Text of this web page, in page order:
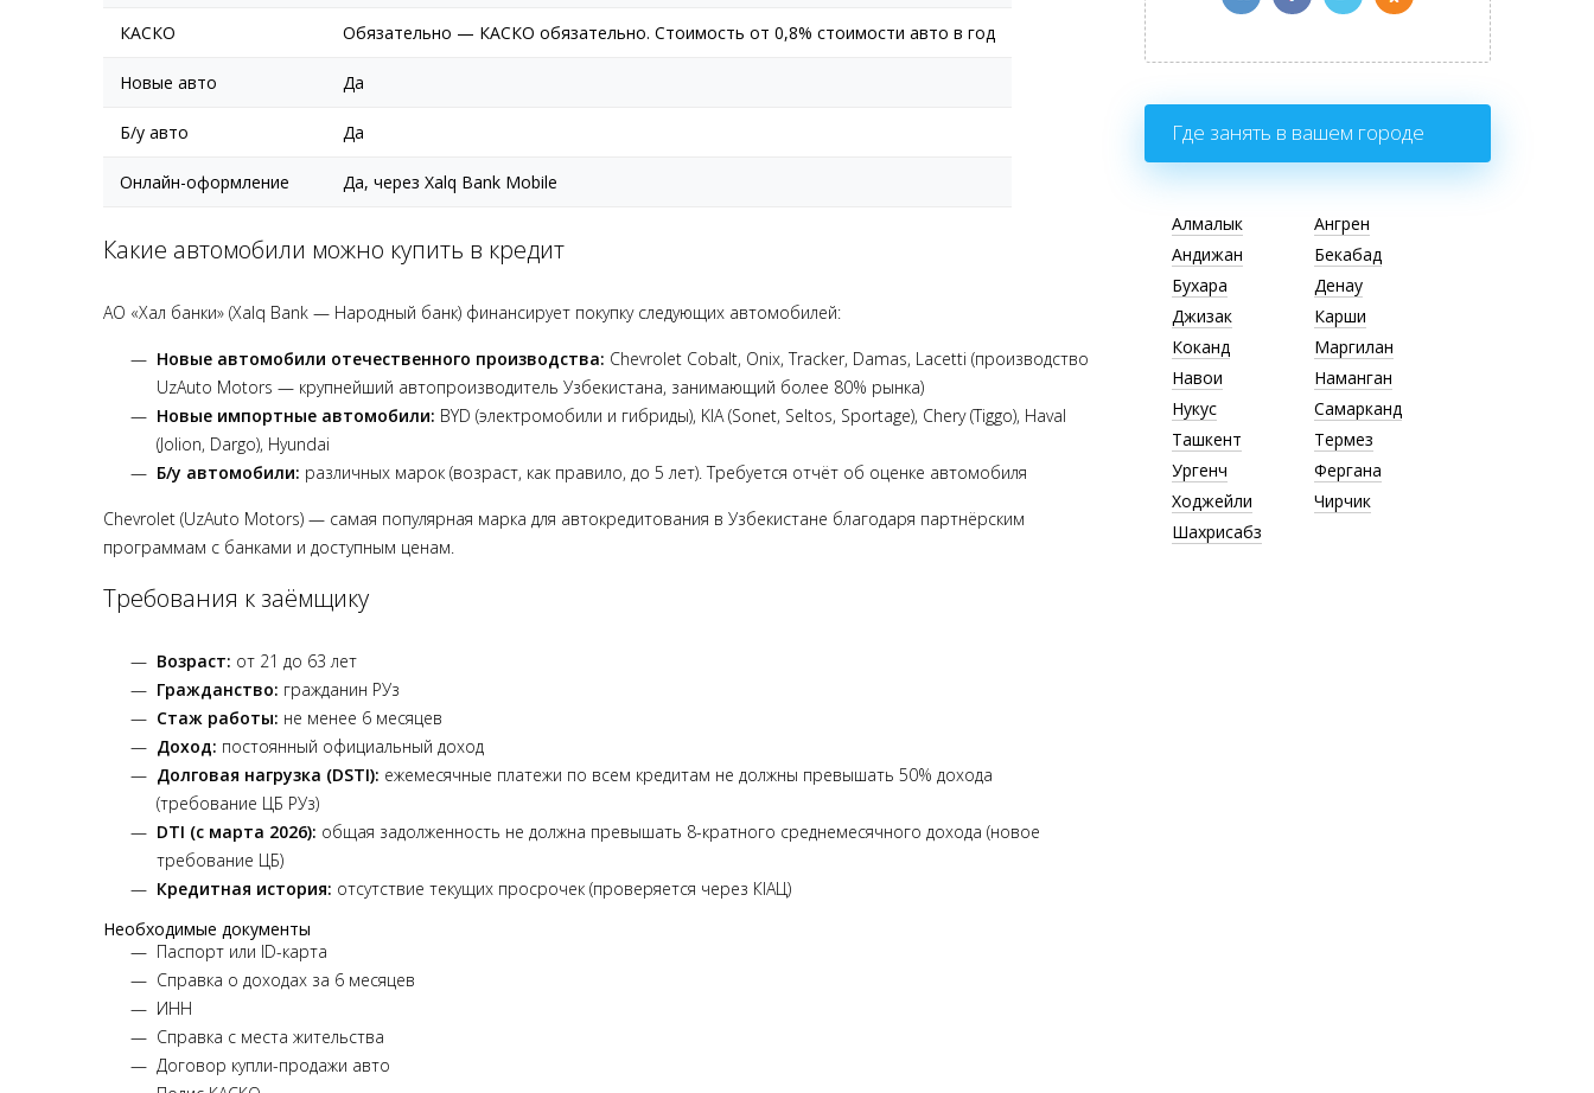
КАСКО Обязательно — КАСКО обязательно. Стоимость от 0,8% стоимости авто в год
Новые авто Да
Б/у авто Да
Онлайн-оформление Да, через Xalq Bank Mobile
Какие автомобили можно купить в кредит
АО «Халқ банки» (Xalq Bank — Народный банк) финансирует покупку следующих автомобилей:
Новые автомобили отечественного производства: Chevrolet Cobalt, Onix, Tracker, Damas, Lacetti (производство
UzAuto Motors — крупнейший автопроизводитель Узбекистана, занимающий более 80% рынка)
Новые импортные автомобили: BYD (электромобили и гибриды), KIA (Sonet, Seltos, Sportage), Chery (Tiggo), Haval
(Jolion, Dargo), Hyundai
Б/у автомобили: различных марок (возраст, как правило, до 5 лет). Требуется отчёт об оценке автомобиля
Chevrolet (UzAuto Motors) — самая популярная марка для автокредитования в Узбекистане благодаря партнёрским
программам с банками и доступным ценам.
Требования к заёмщику
Возраст: от 21 до 63 лет
Гражданство: гражданин РУз
Стаж работы: не менее 6 месяцев
Доход: постоянный официальный доход
Долговая нагрузка (DSTI): ежемесячные платежи по всем кредитам не должны превышать 50% дохода
(требование ЦБ РУз)
DTI (с марта 2026): общая задолженность не должна превышать 8-кратного среднемесячного дохода (новое
требование ЦБ)
Кредитная история: отсутствие текущих просрочек (проверяется через КІАЦ)
Необходимые документы
Паспорт или ID-карта
Справка о доходах за 6 месяцев
ИНН
Справка с места жительства
Договор купли-продажи авто
Где занять в вашем городе
Алмалык
Ангрен
Андижан
Бекабад
Бухара
Денау
Джизак
Карши
Коканд
Маргилан
Навои
Наманган
Нукус
Самарканд
Ташкент
Термез
Ургенч
Фергана
Ходжейли
Чирчик
Шахрисабз